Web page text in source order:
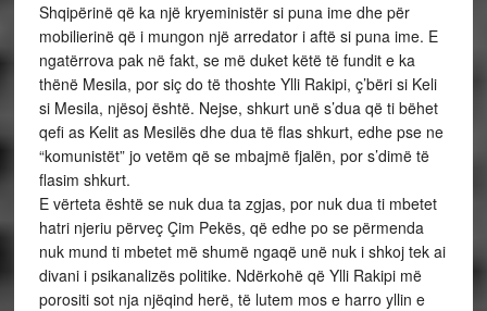
Shqipërinë që ka një kryeministër si puna ime dhe për
mobilierinë që i mungon një arredator i aftë si puna ime. E
ngatërrova pak në fakt, se më duket këtë të fundit e ka
thënë Mesila, por siç do të thoshte Ylli Rakipi, ç’bëri si Keli
si Mesila, njësoj është. Nejse, shkurt unë s’dua që ti bëhet
qefi as Kelit as Mesilës dhe dua të flas shkurt, edhe pse ne
“komunistët” jo vetëm që se mbajmë fjalën, por s’dimë të
flasim shkurt.
E vërteta është se nuk dua ta zgjas, por nuk dua ti mbetet
hatri njeriu përveç Çim Pekës, që edhe po se përmenda
nuk mund ti mbetet më shumë ngaqë unë nuk i shkoj tek ai
divani i psikanalizës politike. Ndërkohë që Ylli Rakipi më
porositi sot nja njëqind herë, të lutem mos e harro yllin e